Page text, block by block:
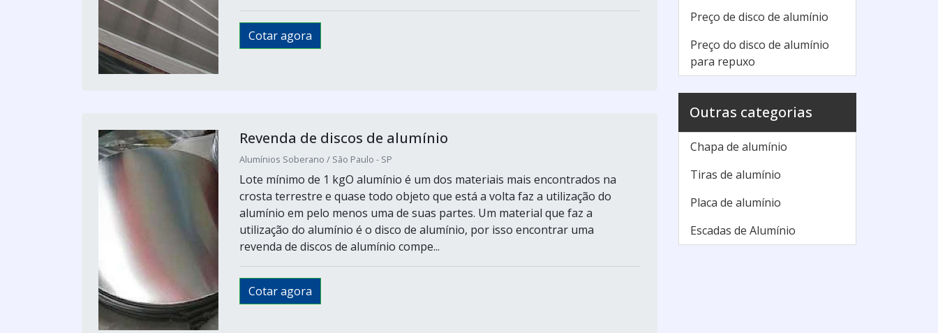
Cotar agora
Revenda de discos de alumínio
Alumínios Soberano / São Paulo - SP
Lote mínimo de 1 kgO alumínio é um dos materiais mais encontrados na
crosta terrestre e quase todo objeto que está a volta faz a utilização do
alumínio em pelo menos uma de suas partes. Um material que faz a
utilização do alumínio é o disco de alumínio, por isso encontrar uma
revenda de discos de alumínio compe...
Cotar agora
Preço de disco de alumínio
Preço do disco de alumínio
para repuxo
Outras categorias
Chapa de alumínio
Tiras de alumínio
Placa de alumínio
Escadas de Alumínio